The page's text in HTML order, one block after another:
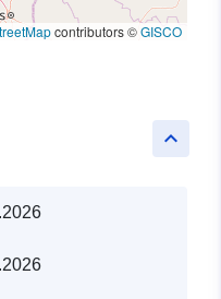
contributors ©GISCO
keyboard_arrow_up